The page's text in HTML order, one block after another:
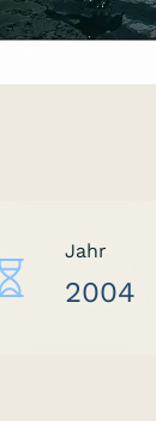
Jahr
2004